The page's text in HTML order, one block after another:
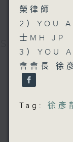
榮律師
2）YOU
士MH JP
3）YOU
會會長 徐
Tag: 徐彥